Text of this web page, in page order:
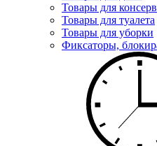
Товары для
Товары для туалета
Товары для уборки
Фиксаторы,